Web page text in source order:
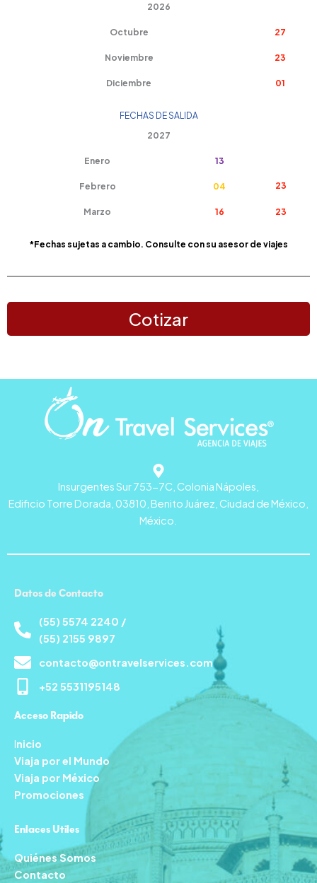
2026
Octubre 27
Noviembre 23
Diciembre 01
FECHAS DE SALIDA
2027
Enero 13
Febrero 04 23
Marzo 16 23
*Fechas sujetas a cambio. Consulte con su asesor de viajes
Cotizar
Insurgentes Sur 753-7C, Colonia Nápoles,
Edificio Torre Dorada, 03810, Benito Juárez, Ciudad de México,
México.
Datos de Contacto
(55) 5574 2240 /
(55) 2155 9897
contacto@ontravelservices.com
+52 5531195148
Acceso Rapido
Inicio
Viaja por el Mundo
Viaja por México
Promociones
Enlaces Utiles
Quiénes Somos
Contacto